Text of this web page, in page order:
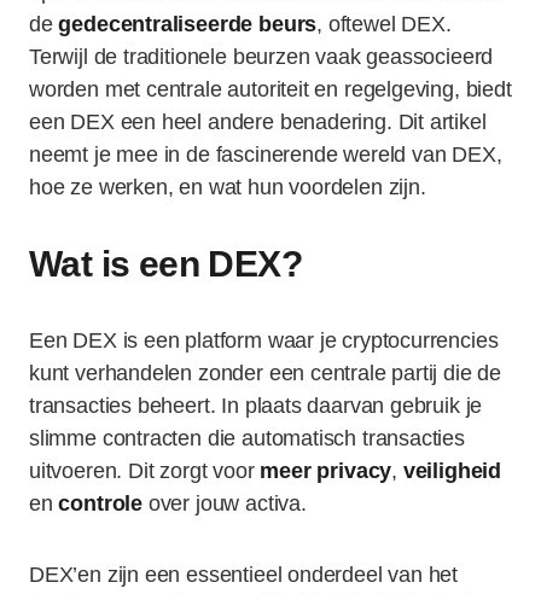
degedecentraliseerde beurs, oftewel DEX.
Terwijl de traditionele beurzen vaak geassocieerd
worden met centrale autoriteit en regelgeving, biedt
een DEX een heel andere benadering. Dit artikel
neemt je mee in de fascinerende wereld van DEX,
hoe ze werken, en wat hun voordelen zijn.
Wat is een DEX?
Een DEX is een platform waar je cryptocurrencies
kunt verhandelen zonder een centrale partij die de
transacties beheert. In plaats daarvan gebruik je
slimme contracten die automatisch transacties
uitvoeren. Dit zorgt voor meer privacy, veiligheid
encontrole over jouw activa.
DEX’en zijn een essentieel onderdeel van het